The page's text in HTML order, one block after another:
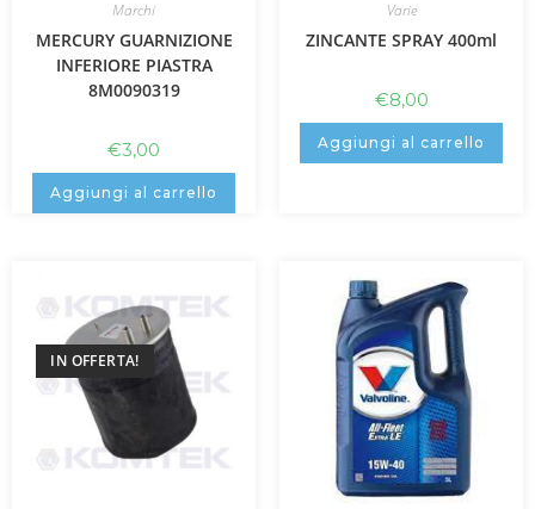
Marchi
MERCURY GUARNIZIONE
INFERIORE PIASTRA
8M0090319
€3,00
Aggiungi al carrello
Varie
ZINCANTE SPRAY 400ml
€8,00
Aggiungi al carrello
IN OFFERTA!